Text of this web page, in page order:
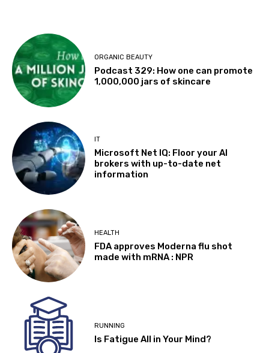
ORGANIC BEAUTY
Podcast 329: How one can promote
1,000,000 jars of skincare
IT
Microsoft Net IQ: Floor your AI
brokers with up-to-date net
information
HEALTH
FDA approves Moderna flu shot
made with mRNA : NPR
RUNNING
Is Fatigue All in Your Mind?